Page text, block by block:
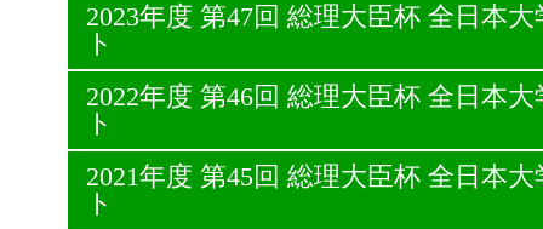
2023年度 第47回 総理大臣杯 全日本
ト
2022年度 第46回 総理大臣杯 全日本
ト
2021年度 第45回 総理大臣杯 全日本
ト